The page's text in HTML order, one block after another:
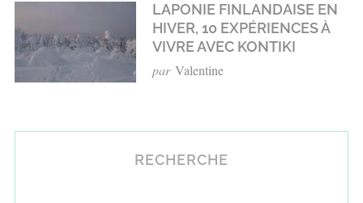
LAPONIE FINLANDAISE EN
HIVER, 10 EXPÉRIENCES À
VIVRE AVEC KONTIKI
par Valentine
RECHERCHE